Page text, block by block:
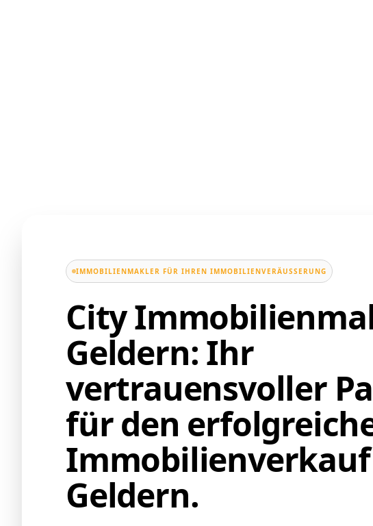
IMMOBILIENMAKLER FÜR IHREN IMMOBILIENVERÄUSSERUNG
City
Geldern: Ihr
vertrauensvoller
für den
Geldern.